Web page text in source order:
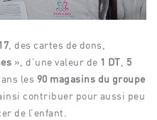
, des cartes de dons,
», d’une valeur de 1 DT, 5
les 90 magasins du groupe
contribuer pour aussi peu
de l’enfant.